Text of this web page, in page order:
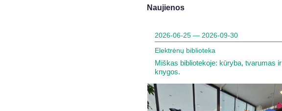
Naujienos
2026-06-25 — 2026-09-30
Elektrėnų biblioteka
Miškas bibliotekoje: kūryba, tvarumas ir
knygos.